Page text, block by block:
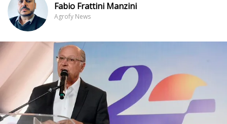
Fabio Frattini Manzini
Agrofy News